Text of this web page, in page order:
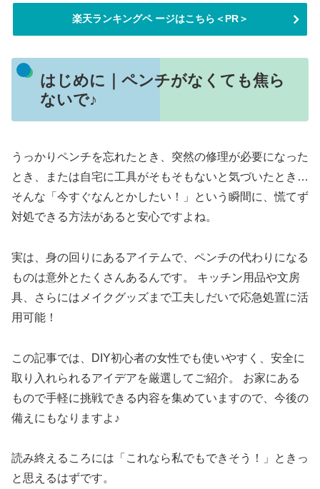
楽天ランキングペ ージはこちら＜PR＞
はじめに｜ペンチがなくても焦ら
ないで♪
うっかりペンチを忘れたとき、突然の修理が必要になった
とき、または自宅に工具がそもそもないと気づいたとき…
そんな「今すぐなんとかしたい！」という瞬間に、慌てず
対処できる方法があると安心ですよね。
実は、身の回りにあるアイテムで、ペンチの代わりになる
ものは意外とたくさんあるんです。 キッチン用品や文房
具、さらにはメイクグッズまで工夫しだいで応急処置に活
用可能！
この記事では、DIY初心者の女性でも使いやすく、安全に
取り入れられるアイデアを厳選してご紹介。 お家にある
もので手軽に挑戦できる内容を集めていますので、今後の
備えにもなりますよ♪
読み終えるころには「これなら私でもできそう！」ときっ
と思えるはずです。